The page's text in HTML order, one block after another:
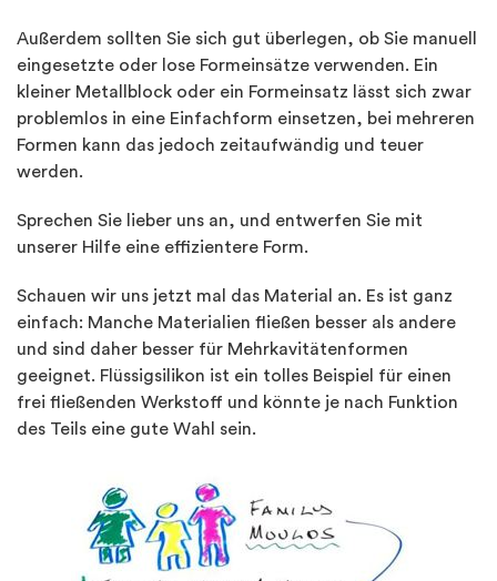
Außerdem sollten Sie sich gut überlegen, ob Sie manuell
eingesetzte oder lose Formeinsätze verwenden. Ein
kleiner Metallblock oder ein Formeinsatz lässt sich zwar
problemlos in eine Einfachform einsetzen, bei mehreren
Formen kann das jedoch zeitaufwändig und teuer
werden.
Sprechen Sie lieber uns an, und entwerfen Sie mit
unserer Hilfe eine effizientere Form.
Schauen wir uns jetzt mal das Material an. Es ist ganz
einfach: Manche Materialien fließen besser als andere
und sind daher besser für Mehrkavitätenformen
geeignet. Flüssigsilikon ist ein tolles Beispiel für einen
frei fließenden Werkstoff und könnte je nach Funktion
des Teils eine gute Wahl sein.